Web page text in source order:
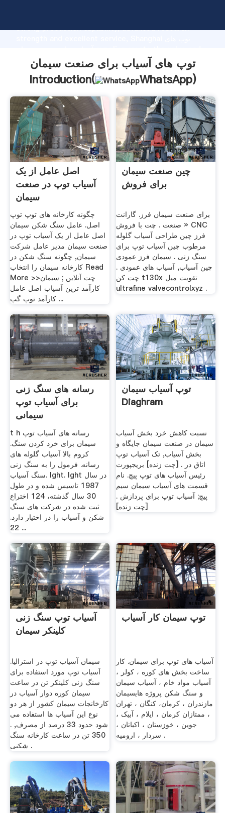
strong production capability, advanced research
bring values to all of customers.
توپ های آسیاب برای صنعت سیمان
Introduction(
WhatsApp)
اصل عامل از یک
آسیاب توپ در صنعت
سیمان
چگونه کارخانه های توپ توپ
اصل. عامل سنگ شکن سیمان
اصل عامل از یک آسیاب توپ در
صنعت سیمان مدیر عامل شرکت
سیمان, چگونه سنگ شکن در
کارخانه سیمان را انتخاب Read
More >>چت آنلاین ; سیمان
کارآمد ترین آسیاب اصل عامل
کارآمد توپ گپ ...
چین صنعت سیمان
برای فروش
برای صنعت سیمان فرز. گارانت
صنعت . چت با فروش » CNC
فرز چین طراحی آسیاب گلوله
مرطوب چین آسیاب توپ برای
سنگ زنی . سیمان فرز عمودی
چین آسیاب, آسیاب های عمودی .
چت کن t130x تقویت میل
ultrafine valvecontrolxyz .
رسانه های سنگ زنی
برای آسیاب توپ
سیمانی
t h رسانه های آسیاب توپ
سیمان برای خرد کردن سنگ.
کروم بالا آسیاب گلوله های
رسانه. فرمول را به سنگ زنی
سنگ آسیاب. lght. lght در سال
1987 تاسیس شده و در طول
30 سال گذشته، 124 اختراع
ثبت شده در شركت های سنگ
شكن و آسیاب را در اختیار دارد.
22 ...
توپ آسیاب سیمان
Diaghram
نسبت کاهش خرد بخش آسیاب
سیمان در صنعت سیمان جایگاه و
بخش آسیاب, تک آسیاب توپ
اتاق در . [چت زنده] بریجپورت
رئیس آسیاب های توپ پیچ. نام
قسمت های آسیاب سیمان سیم
پیچ; آسیاب توپ برای پردازش .
[چت زنده]
آسیاب توپ سنگ زنی
کلینکر سیمان
سیمان آسیاب توپ در استرالیا.
آسیاب توپ مورد استفاده برای
سنگ زنی کلینکر تن در ساعت
سیمان کوره دوار آسیاب در
کارخانجات سیمان کشور از هر دو
نوع این آسیاب ها استفاده می
شود حدود 33 درصد از مصرف, .
350 تن در ساعت کارخانه سنگ
شکنی .
توپ سیمان کار آسیاب
آسیاب های توپ برای سیمان. کار
ساخت بخش های کوره ، کولر ،
آسیاب مواد خام ، آسیاب سیمان
و سنگ شکن پروژه هایسیمان
مازندران ، کرمان، کنگان ، تهران
، ممتازان کرمان ، ایلام ، آبیک ،
جوین ، خوزستان ، اکباتان ،
سردار ، ارومیه .